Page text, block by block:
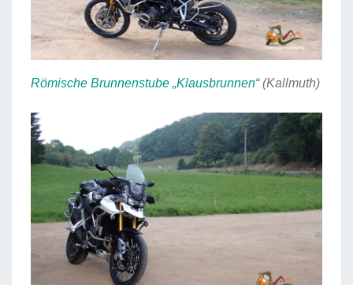
Römische Brunnenstube „Klausbrunnen“(Kallmuth)